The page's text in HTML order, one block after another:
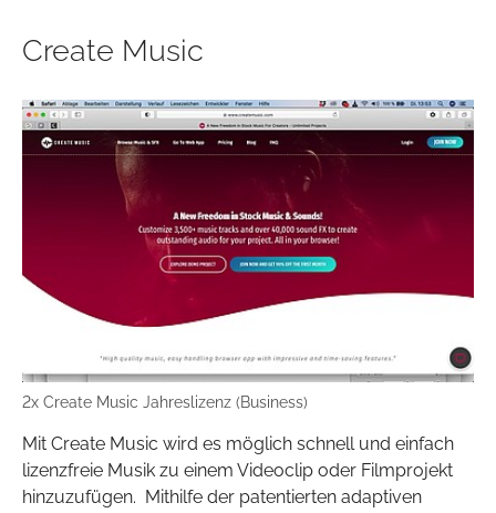
Create Music
2x Create Music Jahreslizenz (Business)
Mit Create Music wird es möglich schnell und einfach
lizenzfreie Musik zu einem Videoclip oder Filmprojekt
hinzuzufügen. Mithilfe der patentierten adaptiven